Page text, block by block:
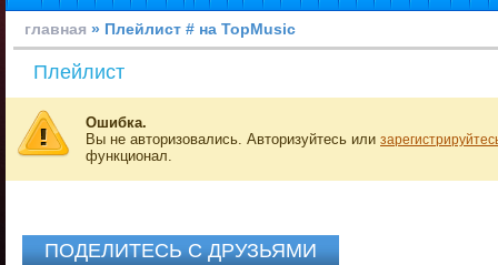
главная » Плейлист # на TopMusic
Плейлист
Ошибка.
Вы не авторизовались. Авторизуйтесь или
функционал.
ПОДЕЛИТЕСЬ С ДРУЗЬЯМИ